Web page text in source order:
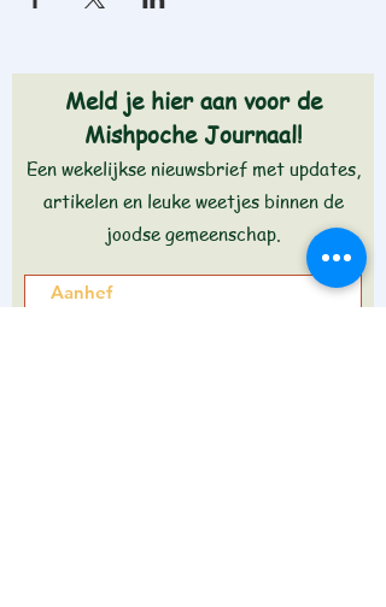
Meld je hier aan voor de
Mishpoche Journaal!
Een wekelijkse nieuwsbrief met updates,
artikelen en leuke weetjes binnen de
joodse gemeenschap.